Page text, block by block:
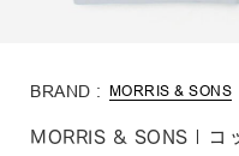
BRAND : MORRIS & SONS
MORRIS & SONS | コ